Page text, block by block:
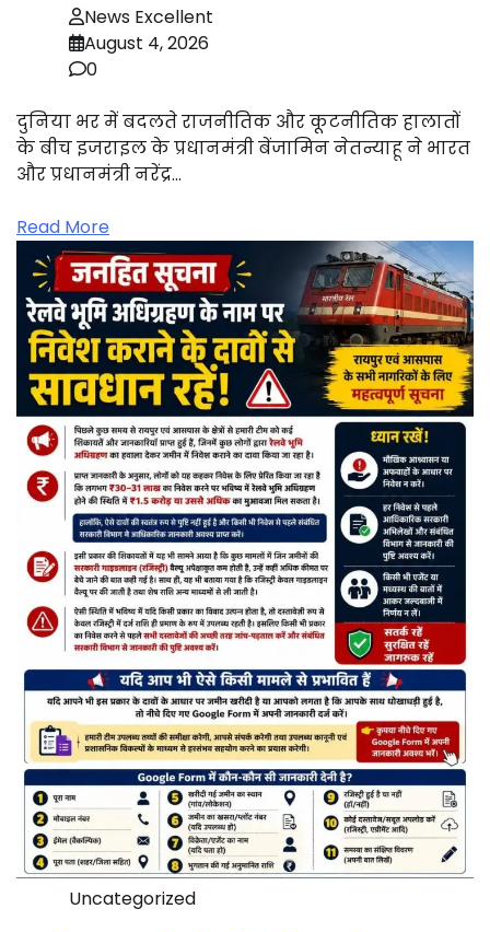
News Excellent
August 4, 2026
0
दुनिया भर में बदलते राजनीतिक और कूटनीतिक हालातों
के बीच इजराइल के प्रधानमंत्री बेंजामिन नेतन्याहू ने भारत
और प्रधानमंत्री नरेंद्र…
Read More
Uncategorized